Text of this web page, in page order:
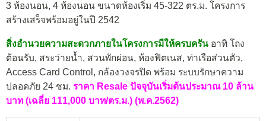
3 ห้องนอน, 4 ห้องนอน ขนาดห้องเริ่ม 45-322 ตร.ม. โครงการ
สร้างเสร็จพร้อมอยู่ในปี 2542
สิ่งอำนวยความสะดวกภายในโครงการมีให้ครบครัน อาทิ โถง
ต้อนรับ, สระว่ายน้ำ, สวนพักผ่อน, ห้องฟิตเนส, ท่าเรือส่วนตัว,
Access Card Control, กล้องวงจรปิด พร้อม ระบบรักษาความ
ปลอดภัย 24 ชม. ราคา Resale ปัจจุบันเริ่มต้นประมาณ 10 ล้าน
บาท (เฉลี่ย 111,000 บาท/ตร.ม.) (พ.ค.2562)